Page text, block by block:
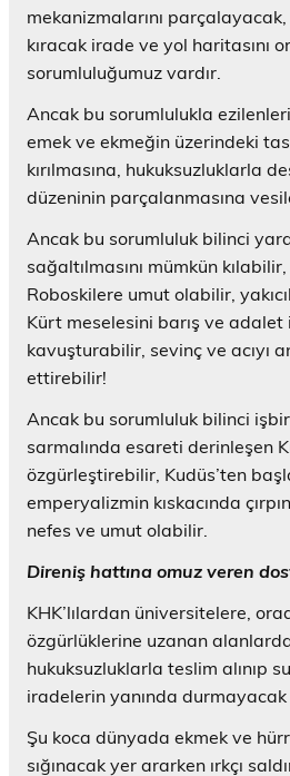
mekanizmalarını
kıracak irade ve yol haritasını
sorumluluğumuz vardır.
Ancak bu sorumlulukla
emek ve ekmeğin üzerindeki
kırılmasına, hukuksuzluklarla
düzeninin parçalanmasına
Ancak bu sorumluluk bilinci
sağaltılmasını mümkün
Roboskilere umut olabilir,
Kürt meselesini barış ve adalet
kavuşturabilir, sevinç ve acıyı
ettirebilir!
Ancak bu sorumluluk bilinci
sarmalında esareti derinleşen
özgürleştirebilir, Kudüs’ten
emperyalizmin kıskacında
nefes ve umut olabilir.
Direniş hattına omuz veren
KHK’lılardan üniversitelere,
özgürlüklerine uzanan
hukuksuzluklarla teslim alınıp
iradelerin yanında durmayacak
Şu koca dünyada ekmek ve
sığınacak yer ararken ırkçı